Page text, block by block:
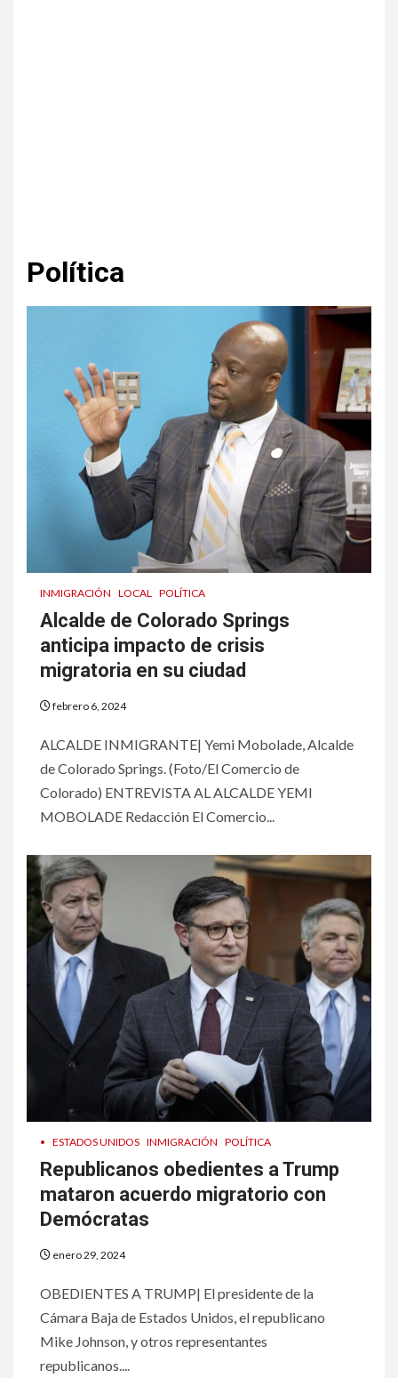
Política
INMIGRACIÓN LOCAL POLÍTICA
Alcalde de Colorado Springs
anticipa impacto de crisis
migratoria en su ciudad
febrero 6, 2024
ALCALDE INMIGRANTE| Yemi Mobolade, Alcalde
de Colorado Springs. (Foto/El Comercio de
Colorado) ENTREVISTA AL ALCALDE YEMI
MOBOLADE Redacción El Comercio...
• ESTADOS UNIDOS INMIGRACIÓN POLÍTICA
Republicanos obedientes a Trump
mataron acuerdo migratorio con
Demócratas
enero 29, 2024
OBEDIENTES A TRUMP| El presidente de la
Cámara Baja de Estados Unidos, el republicano
Mike Johnson, y otros representantes
republicanos....